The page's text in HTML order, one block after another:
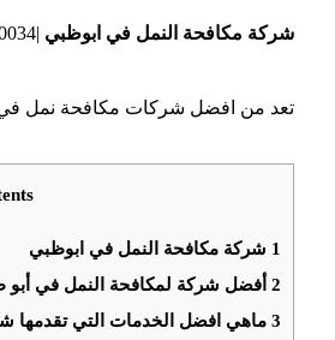
شركة مكافحة النمل في ابوظبي |0568950034| طرد النمل
تعد من افضل شركات مكافحة نمل في
1 شركة مكافحة النمل في ابوظبي
2أفضل شركة لمكافحة النمل في أبو
3ماهي افضل الخدمات التي تقدمها